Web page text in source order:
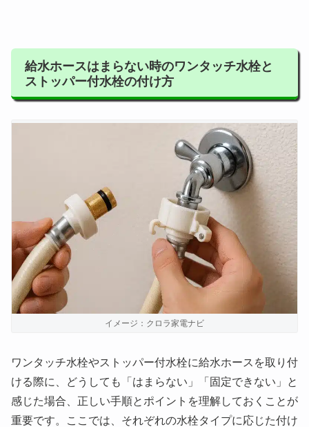
給水ホースはまらない時のワンタッチ水栓と
ストッパー付水栓の付け方
イメージ：クロラ家電ナビ
ワンタッチ水栓やストッパー付水栓に給水ホースを取り付
ける際に、どうしても「はまらない」「固定できない」と
感じた場合、正しい手順とポイントを理解しておくことが
重要です。ここでは、それぞれの水栓タイプに応じた付け